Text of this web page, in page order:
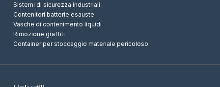
Sistemi di sicurezza industriali
Contenitori batterie esauste
Vasche di contenimento liquidi
Rimozione graffiti
Container per stoccaggio materiale pericoloso